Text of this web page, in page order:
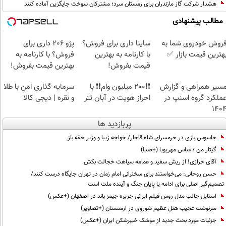
هشدار شرکت گاز مازندران برای زمستان سرد؛ مشترکان سوخت جایگزین آماده کنند
مطالب پیشنهادی
فروش خودروی شما به
قیمت بازار ✅
ساینا داری برای فروش؟
با کارنامه به بهترین
قیمت بفروش!
پژو 206 داری برای
فروش؟ با کارنامه به
بهترین قیمت بفروش!
مسیر همراهی و گزارش
عملکرد گروه اسنپ در
۱۴۰۴
❗❗200 میلیون وام❗❗ با
احراز هویت در آبان تتر
سرمایه گذاری امن با طلا
و نقره | دیجی کالا
پربازدید ها
جاسوس بازی در حرمسرای شاه قاجار/ خواجه زیبا و وزیر حقه باز
گیتار من ؛ عباس مهرپویا (+صدا)
آقای خرازی! از ریش سفید و عمامه سیاهت خجالت بکش
حسن روحانی: می‌خواستند برای سخنرانی امام زمان در تهران جایگاه درست کنند/
تصمیم‌گیر اصلی برای ادامه یا پایان جنگ و آینده ملت است
استایل جالب مدل روس فیلم ایرانی جزیره جیمز باند در اصفهان (+عکس)
سرنوشت عجیب هتل عظیم شوروی در ارمنستان (+تصاویر)
جزئیات مورد بحث جدید از موشک خیبرشکن ایران (+عکس)